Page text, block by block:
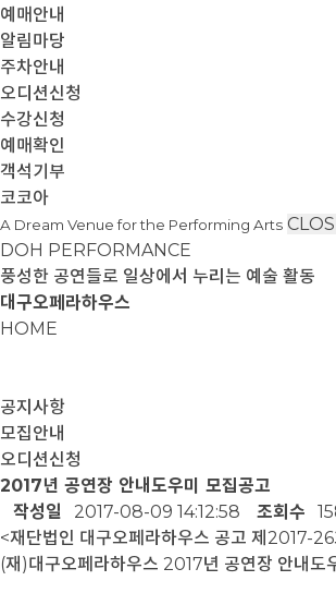
예매안내
알림마당
주차안내
오디션신청
수강신청
예매확인
객석기부
코코아
A Dream Venue for the Performing Arts
DOH PERFORMANCE
풍성한 공연들로 일상에서 누리는 예술 활동
대구오페라하우스
HOME
공지사항
모집안내
오디션신청
2017년 공연장 안내도우미 모집공고
작성일
2017-08-09 14:12:58 조회수
<재단법인 대구오페라하우스 공고 제2017-
(재)대구오페라하우스 2017년 공연장 안내도